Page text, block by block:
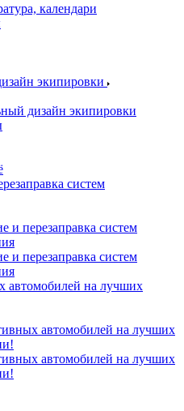
календари
экипировки
дизайн экипировки
систем
и перезаправка систем
и перезаправка систем
автомобилей на лучших
автомобилей на лучших
автомобилей на лучших